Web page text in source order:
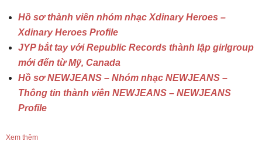
Hồ sơ thành viên nhóm nhạc Xdinary Heroes –
Xdinary Heroes Profile
JYP bắt tay với Republic Records thành lập girlgroup
mới đến từ Mỹ, Canada
Hồ sơ NEWJEANS – Nhóm nhạc NEWJEANS –
Thông tin thành viên NEWJEANS – NEWJEANS
Profile
Xem thêm